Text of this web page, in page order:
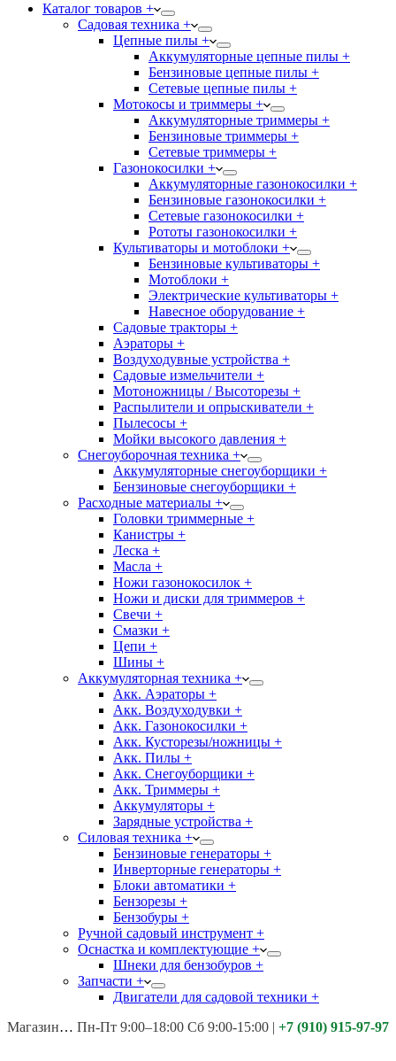
Каталог товаров +
Садовая техника +
Цепные пилы +
Аккумуляторные цепные пилы +
Бензиновые цепные пилы +
Сетевые цепные пилы +
Мотокосы и триммеры +
Аккумуляторные триммеры +
Бензиновые триммеры +
Сетевые триммеры +
Газонокосилки +
Аккумуляторные газонокосилки +
Бензиновые газонокосилки +
Сетевые газонокосилки +
Рототы газонокосилки +
Культиваторы и мотоблоки +
Бензиновые культиваторы +
Мотоблоки +
Электрические культиваторы +
Навесное оборудование +
Садовые тракторы +
Аэраторы +
Воздуходувные устройства +
Садовые измельчители +
Мотоножницы / Высоторезы +
Распылители и опрыскиватели +
Пылесосы +
Мойки высокого давления +
Снегоуборочная техника +
Аккумуляторные снегоуборщики +
Бензиновые снегоуборщики +
Расходные материалы +
Головки триммерные +
Канистры +
Леска +
Масла +
Ножи газонокосилок +
Ножи и диски для триммеров +
Свечи +
Смазки +
Цепи +
Шины +
Аккумуляторная техника +
Акк. Аэраторы +
Акк. Воздуходувки +
Акк. Газонокосилки +
Акк. Кусторезы/ножницы +
Акк. Пилы +
Акк. Снегоуборщики +
Акк. Триммеры +
Аккумуляторы +
Зарядные устройства +
Силовая техника +
Бензиновые генераторы +
Инверторные генераторы +
Блоки автоматики +
Бензорезы +
Бензобуры +
Ручной садовый инструмент +
Оснастка и комплектующие +
Шнеки для бензобуров +
Запчасти +
Двигатели для садовой техники +
Магазины: Калуга ул. Московская д.113
Пн-Пт 9:00–18:00 Сб 9:00-15:00 | +7 (910) 915-97-97